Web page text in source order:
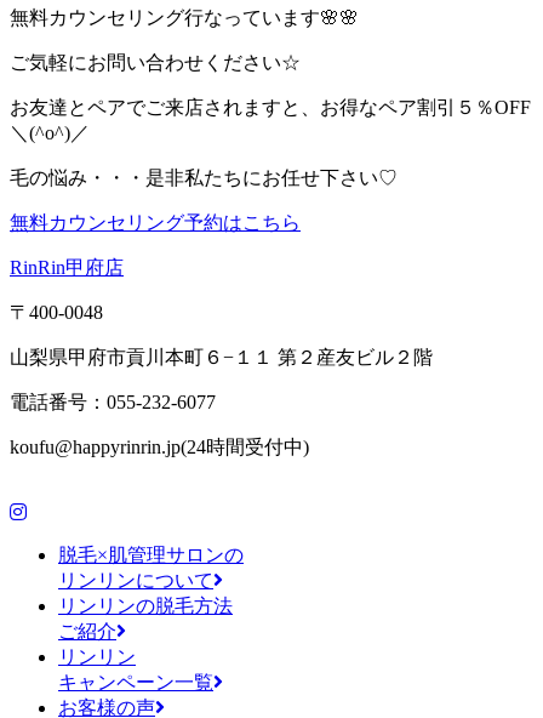
無料カウンセリング行なっています🌸🌸
ご気軽にお問い合わせください☆
お友達とペアでご来店されますと、お得なペア割引５％OFF
＼(^o^)／
毛の悩み・・・是非私たちにお任せ下さい♡
無料カウンセリング予約はこちら
RinRin甲府店
〒400-0048
山梨県甲府市貢川本町６−１１ 第２産友ビル２階
電話番号：055-232-6077
koufu@happyrinrin.jp(24時間受付中)
脱毛×肌管理サロンの
リンリンについて
リンリンの脱毛方法
ご紹介
リンリン
キャンペーン一覧
お客様の声